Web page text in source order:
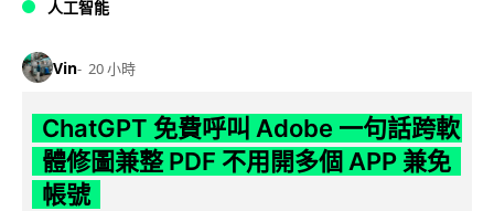
人工智能
Vin 20 小時
ChatGPT 免費呼叫 Adobe 一句話跨軟
體修圖兼整 PDF 不用開多個 APP 兼免
帳號